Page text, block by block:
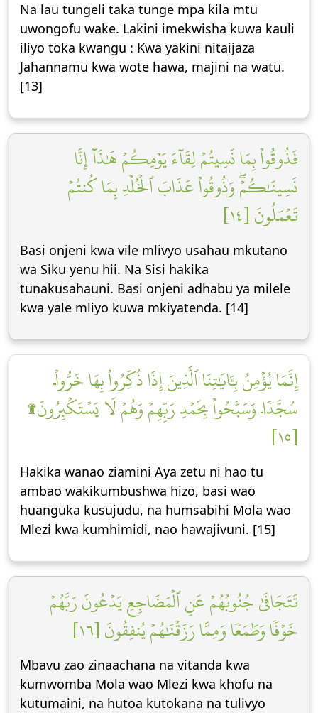
Na lau tungeli taka tunge mpa kila mtu
uwongofu wake. Lakini imekwisha kuwa kauli
iliyo toka kwangu : Kwa yakini nitaijaza
Jahannamu kwa wote hawa, majini na watu.
[13]
فَذُوقُواْ بِمَا نَسِيتُمۡ لِقَآءَ يَوۡمِكُمۡ هَٰذَآ إِنَّا
نَسِينَٰكُمۡۖ وَذُوقُواْ عَذَابَ ٱلۡخُلۡدِ بِمَا كُنتُمۡ
تَعۡمَلُونَ [١٤]
Basi onjeni kwa vile mlivyo usahau mkutano
wa Siku yenu hii. Na Sisi hakika
tunakusahauni. Basi onjeni adhabu ya milele
kwa yale mliyo kuwa mkiyatenda. [14]
إِنَّمَا يُؤۡمِنُ بِـَٔايَٰتِنَا ٱلَّذِينَ إِذَا ذُكِّرُواْ بِهَا خَرُّواْۤ
سُجَّدٗاۤ وَسَبَّحُواْ بِحَمۡدِ رَبِّهِمۡ وَهُمۡ لَا يَسۡتَكۡبِرُونَ۩
[١٥]
Hakika wanao ziamini Aya zetu ni hao tu
ambao wakikumbushwa hizo, basi wao
huanguka kusujudu, na humsabihi Mola wao
Mlezi kwa kumhimidi, nao hawajivuni. [15]
تَتَجَافَىٰ جُنُوبُهُمۡ عَنِ ٱلۡمَضَاجِعِ يَدۡعُونَ رَبَّهُمۡ
خَوۡفٗا وَطَمَعٗا وَمِمَّا رَزَقۡنَٰهُمۡ يُنفِقُونَ [١٦]
Mbavu zao zinaachana na vitanda kwa
kumwomba Mola wao Mlezi kwa khofu na
kutumaini, na hutoa kutokana na tulivyo